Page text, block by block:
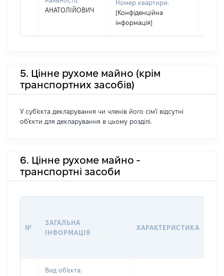
АНАТОЛІЙОВИЧ
Номер квартири:
[Конфіденційна
інформація]
5. Цінне рухоме майно (крім
транспортних засобів)
У суб'єкта декларування чи членів його сім'ї відсутні
об'єкти для декларування в цьому розділі.
6. Цінне рухоме майно -
транспортні засоби
№
ЗАГАЛЬНА
ІНФОРМАЦІЯ
ХАРАКТЕРИСТИКА
Вид об'єкта: